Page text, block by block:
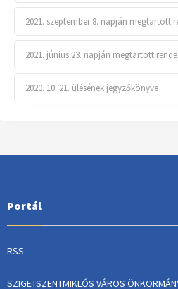
2021. szeptember 8. napján megtartott
2021. június 23. napján megtartott
2020. 10. 21. ülésének jegyzőkönyve
Portál
RSS
SZIGETSZENTMIKLÓS VÁROS